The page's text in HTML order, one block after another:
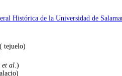
Histórica de la Universidad de
tejuelo)
et al.)